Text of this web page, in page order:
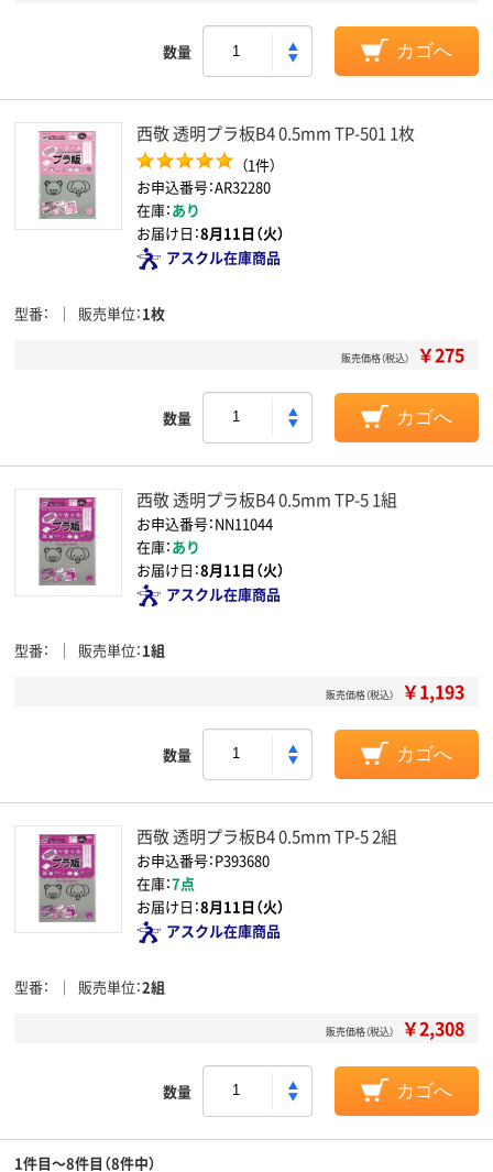
数量 カゴへ
西敬 透明プラ板B4 0.5mm TP-501 1枚
（1件）
お申込番号：AR32280
在庫：あり
お届け日：8月11日（火）
アスクル在庫商品
型番 販売単位 1枚
販売価格（税込） ￥275
数量 カゴへ
西敬 透明プラ板B4 0.5mm TP-5 1組
お申込番号：NN11044
在庫：あり
お届け日：8月11日（火）
アスクル在庫商品
型番 販売単位 1組
販売価格（税込） ￥1,193
数量 カゴへ
西敬 透明プラ板B4 0.5mm TP-5 2組
お申込番号：P393680
在庫：7点
お届け日：8月11日（火）
アスクル在庫商品
型番 販売単位 2組
販売価格（税込） ￥2,308
数量 カゴへ
1件目～8件目（8件中）